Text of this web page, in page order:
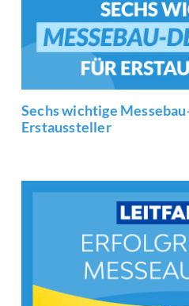
Sechs wichtige
Erstaussteller